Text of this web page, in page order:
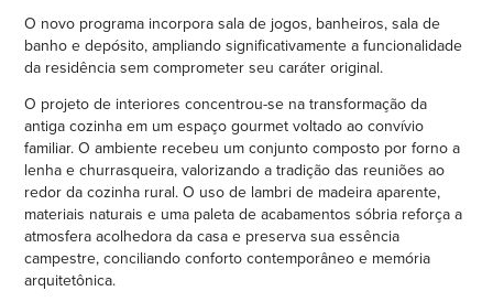
O novo programa incorpora sala de jogos, banheiros, sala de
banho e depósito, ampliando significativamente a funcionalidade
da residência sem comprometer seu caráter original.
O projeto de interiores concentrou-se na transformação da
antiga cozinha em um espaço gourmet voltado ao convívio
familiar. O ambiente recebeu um conjunto composto por forno a
lenha e churrasqueira, valorizando a tradição das reuniões ao
redor da cozinha rural. O uso de lambri de madeira aparente,
materiais naturais e uma paleta de acabamentos sóbria reforça a
atmosfera acolhedora da casa e preserva sua essência
campestre, conciliando conforto contemporâneo e memória
arquitetônica.